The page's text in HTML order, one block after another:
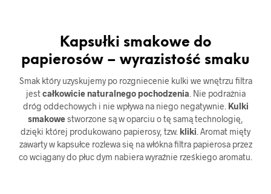
Kapsułki smakowe do
papierosów – wyrazistość smaku
Smak który uzyskujemy po rozgniecenie kulki we wnętrzu filtra
jestcałkowicie naturalnego pochodzenia . Nie podrażnia
dróg oddechowych i nie wpływa na niego negatywnie. Kulki
smakowestworzone są w oparciu o tę samą technologię,
dzięki której produkowano papierosy, tzw. kliki . Aromat mięty
zawarty w kapsułce rozlewa się na włókna filtra papierosa przez
co wciągany do płuc dym nabiera wyraźnie rześkiego aromatu.